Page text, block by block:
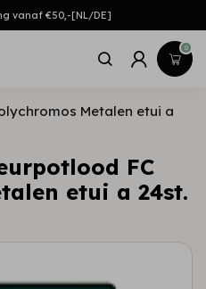
vanaf €50,-[NL/DE]
0
Metalen etui a
FC
etui a 24st.